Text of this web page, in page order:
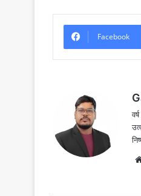
Facebook